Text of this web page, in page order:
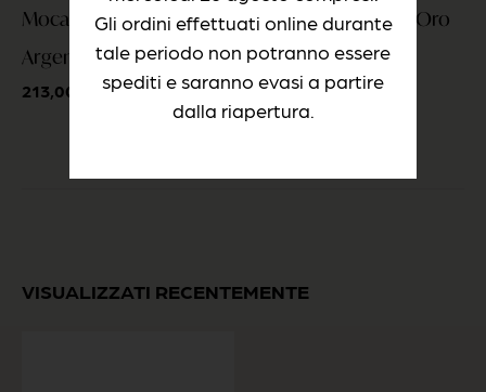
Mocassino Paillettes
Argento
213,00 IVA inclusa
Ballerina Laminato Oro
Chiaro
222,00€ IVA inclusa
VISUALIZZATI RECENTEMENTE
Gli ordini effettuati online durante
tale periodo non potranno essere
spediti e saranno evasi a partire
dalla riapertura.